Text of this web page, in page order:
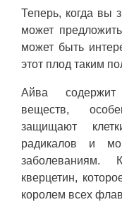
Теперь, когда вы
может
может быть
этот плод таким
Айва содержит
веществ,
защищают
радикалов и
заболеваниям.
кверцетин,
королем всех